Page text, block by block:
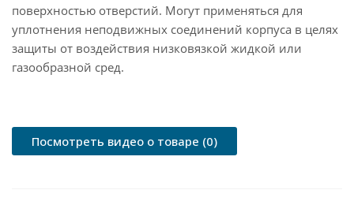
поверхностью отверстий. Могут применяться для
уплотнения неподвижных соединений корпуса в целях
защиты от воздействия низковязкой жидкой или
газообразной сред.
Посмотреть видео о товаре (0)